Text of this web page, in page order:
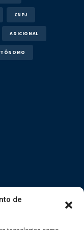
de
CNPJ
ADICIONAL